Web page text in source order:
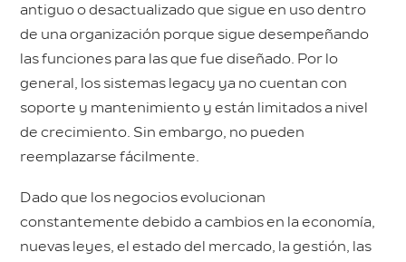
antiguo o desactualizado que sigue en uso dentro
de una organización porque sigue desempeñando
las funciones para las que fue diseñado. Por lo
general, los sistemas legacy ya no cuentan con
soporte y mantenimiento y están limitados a nivel
de crecimiento. Sin embargo, no pueden
reemplazarse fácilmente.
Dado que los negocios evolucionan
constantemente debido a cambios en la economía,
nuevas leyes, el estado del mercado, la gestión, las